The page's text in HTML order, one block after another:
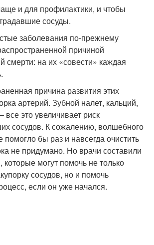
и для профилактики, и чтобы
сосуды.
заболевания по-прежнему
причиной
смерти: на их «совести» каждая
причина развития этих
артерий. Зубной налет, кальций,
это увеличивает риск
сосудов. К сожалению, волшебного
помогло бы раз и навсегда очистить
не придумано. Но врачи составили
которые могут помочь не только
сосудов, но и помочь
если он уже начался.